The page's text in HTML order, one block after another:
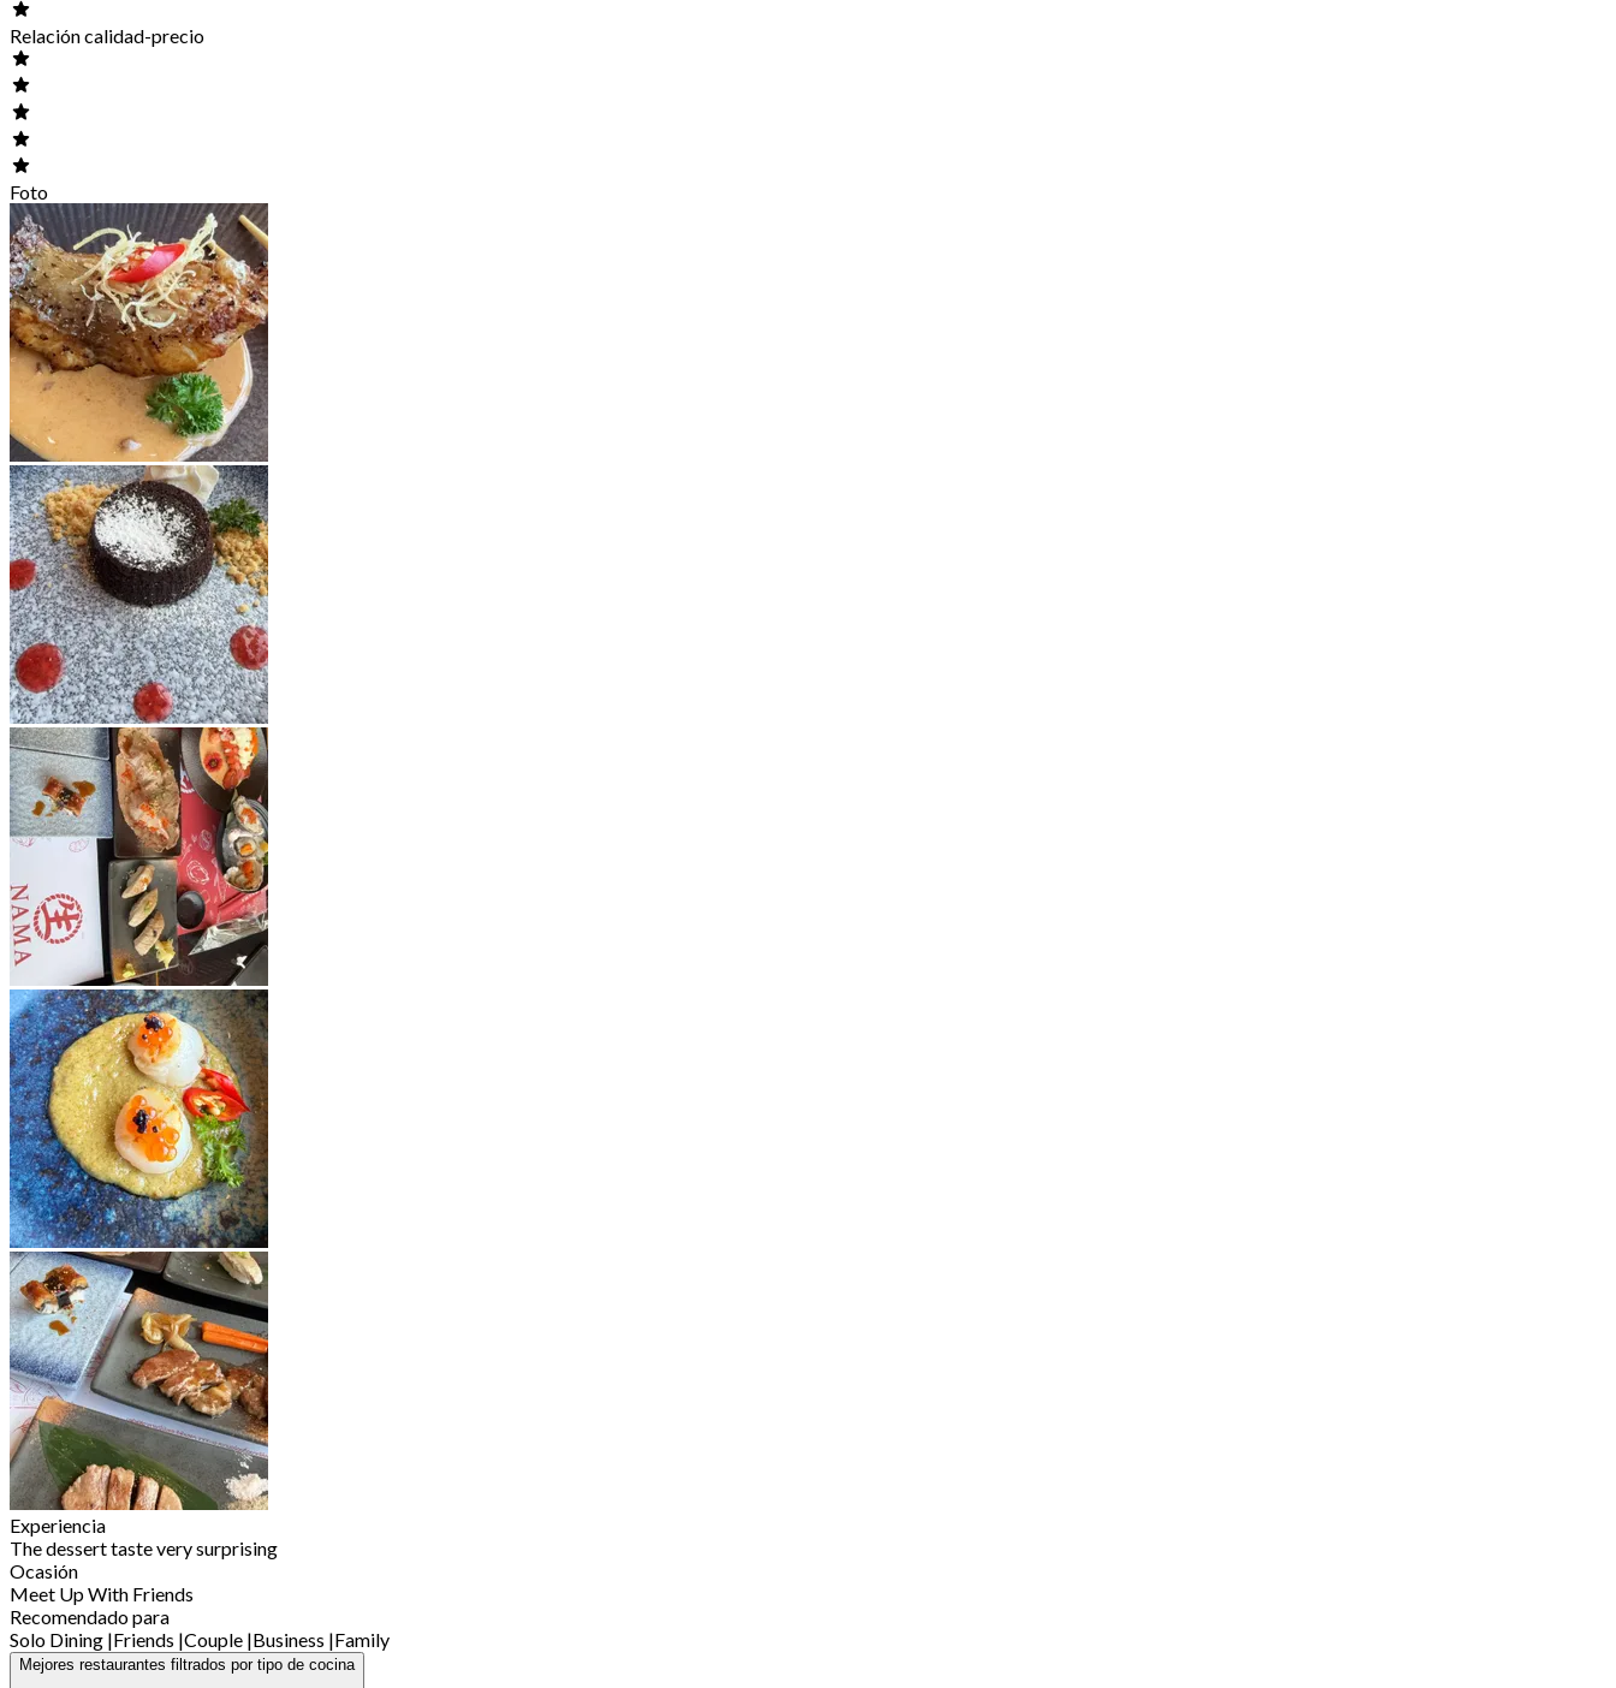
Relación calidad-precio
Foto
Experiencia
The dessert taste very surprising
Ocasión
Meet Up With Friends
Recomendado para
Solo Dining |Friends |Couple |Business |Family
Mejores restaurantes filtrados por tipo de cocina